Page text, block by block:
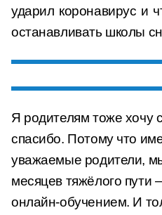
ударил коронавирус и
останавливать школы
Я родителям тоже хочу
спасибо. Потому что
уважаемые родители,
месяцев тяжёлого пути
онлайн-обучением. И